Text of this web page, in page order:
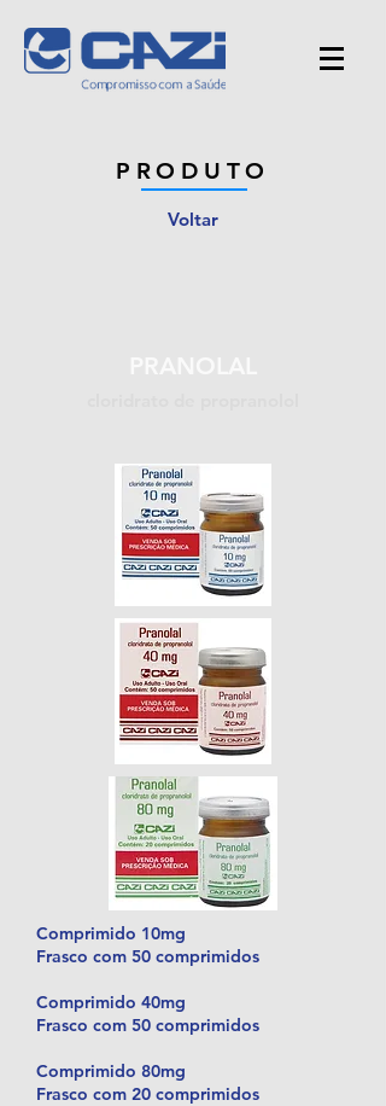
PRODUTO
Voltar
Comprimido 10mg
Frasco com 50 comprimidos
Comprimido 40mg
Frasco com 50 comprimidos
Comprimido 80mg
Frasco com 20 comprimidos